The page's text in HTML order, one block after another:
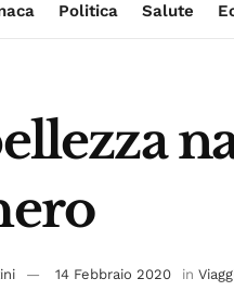
Politica Salute
14 Febbraio 2020 in